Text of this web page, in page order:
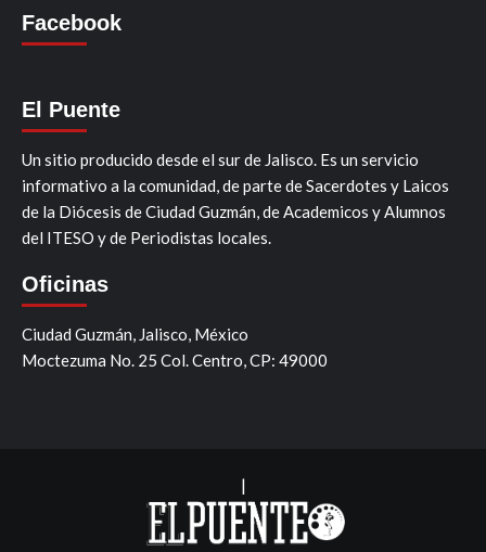
Facebook
El Puente
Un sitio producido desde el sur de Jalisco. Es un servicio
informativo a la comunidad, de parte de Sacerdotes y Laicos
de la Diócesis de Ciudad Guzmán, de Academicos y Alumnos
del ITESO y de Periodistas locales.
Oficinas
Ciudad Guzmán, Jalisco, México
Moctezuma No. 25 Col. Centro, CP: 49000
|